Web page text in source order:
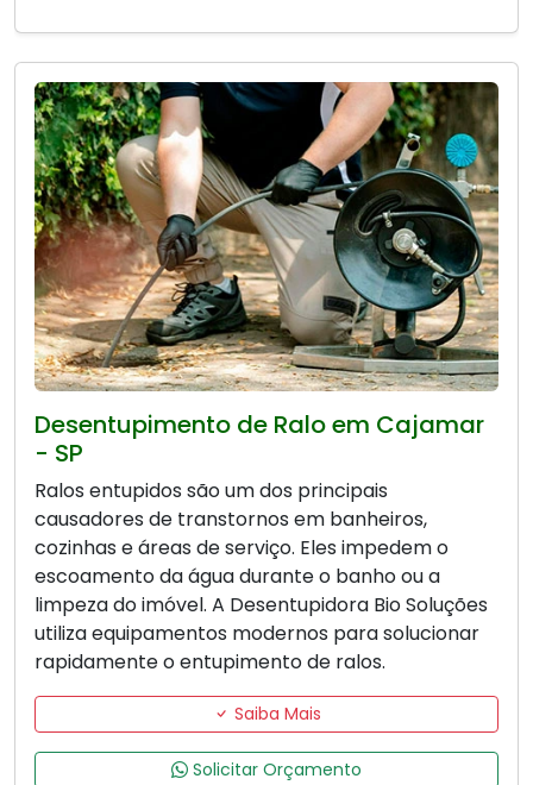
Desentupimento de Ralo em Cajamar
- SP
Ralos entupidos são um dos principais
causadores de transtornos em banheiros,
cozinhas e áreas de serviço. Eles impedem o
escoamento da água durante o banho ou a
limpeza do imóvel. A Desentupidora Bio Soluções
utiliza equipamentos modernos para solucionar
rapidamente o entupimento de ralos.
Saiba Mais
Solicitar Orçamento